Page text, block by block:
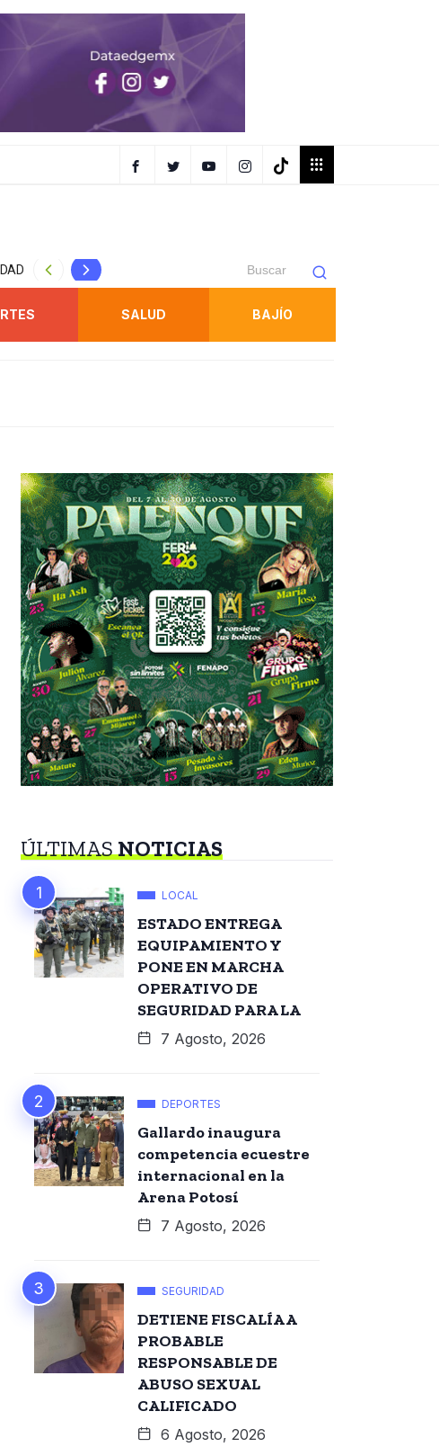
Gallardo inaugura competencia ecuestre internacional en
SALUD BAJÍO
ÚLTIMASNOTICIAS
LOCAL
ESTADO ENTREGA
EQUIPAMIENTO Y
PONE EN MARCHA
OPERATIVO DE
SEGURIDAD PARA LA
7 Agosto, 2026
DEPORTES
Gallardo inaugura
competencia ecuestre
internacional en la
Arena Potosí
7 Agosto, 2026
SEGURIDAD
DETIENE FISCALÍA A
PROBABLE
RESPONSABLE DE
ABUSO SEXUAL
CALIFICADO
6 Agosto, 2026